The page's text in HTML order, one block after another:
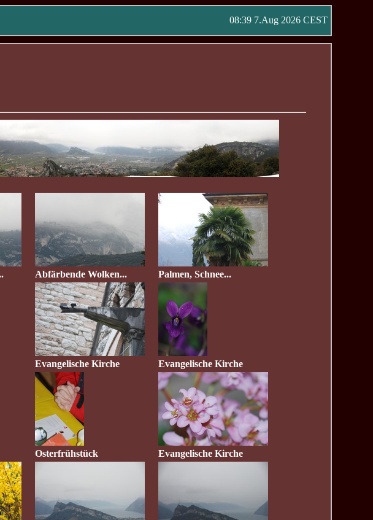
08:39 7.Aug 2026 CEST
Abfärbende Wolken... Palmen, Schnee...
Evangelische Kirche Evangelische Kirche
Osterfrühstück Evangelische Kirche